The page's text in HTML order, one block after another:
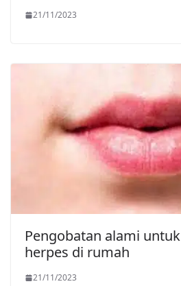
21/11/2023
Pengobatan alami
herpes di rumah
21/11/2023